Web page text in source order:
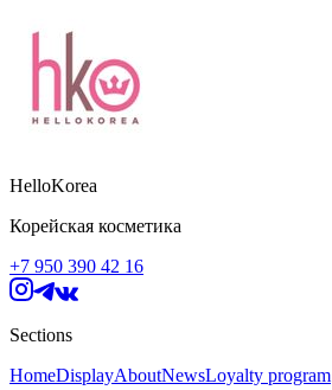
HelloKorea
Корейская косметика
+7 950 390 42 16
Sections
HomeDisplayAboutNewsLoyalty program